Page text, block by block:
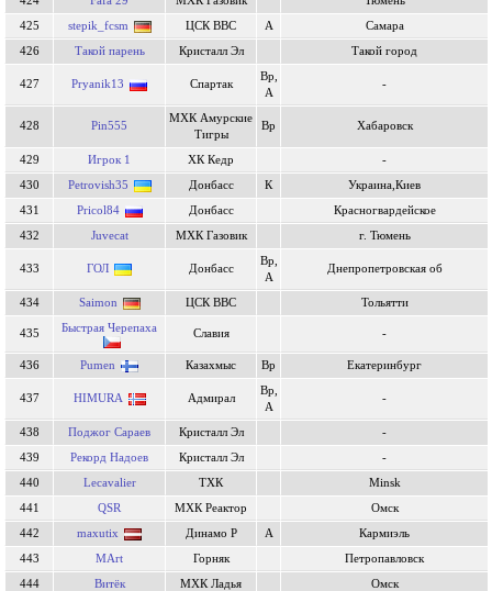
425
stepik_fcsm ЦСК ВВС А
Самара
426
Такой парень Кристалл Эл Такой город
427 Pryanik13 Спартак
Вр,
А
-
428 Pin555
МХК Амурские
Тигры
Вр Хабаровск
429 Игрок 1 ХК Кедр
-
430
Petrovish35 Донбасс К
Украина,Киев
431
Pricol84 Донбасс
Красногвардейское
432
Juvecat МХК Газовик г. Тюмень
433 ГОЛ Донбасс
Вр,
А
Днепропетровская об
434 Saimon ЦСК ВВС Тольятти
435 Быстрая Черепаха Славия -
436 Pumen Казахмыс Вр Екатеринбург
437 HIMURA Адмирал
Вр,
А
-
438 Поджог Сараев Кристалл Эл
-
439
Рекорд Надоев Кристалл Эл
-
440
Lecavalier ТХК
Minsk
441
QSR МХК Реактор
Омск
442
maxutix Динамо Р А
Кармиэль
443
MArt Горняк
Петропавловск
444
Витёк МХК Ладья Омск